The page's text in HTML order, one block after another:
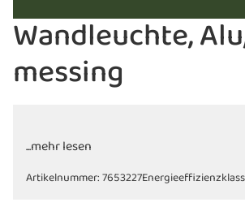
Wandleuchte,
messing
...mehr lesen
Artikelnummer:7653227